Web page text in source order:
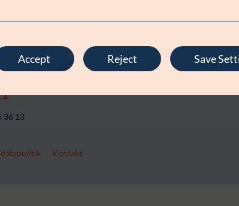
36 13
Kontakt
Accept Reject Save